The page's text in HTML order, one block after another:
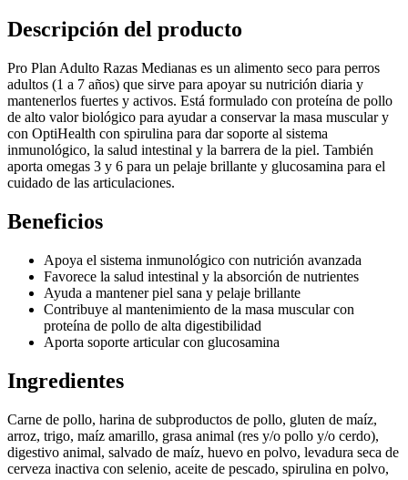
Descripción del producto
Pro Plan Adulto Razas Medianas es un alimento seco para perros
adultos (1 a 7 años) que sirve para apoyar su nutrición diaria y
mantenerlos fuertes y activos. Está formulado con proteína de pollo
de alto valor biológico para ayudar a conservar la masa muscular y
con OptiHealth con spirulina para dar soporte al sistema
inmunológico, la salud intestinal y la barrera de la piel. También
aporta omegas 3 y 6 para un pelaje brillante y glucosamina para el
cuidado de las articulaciones.
Beneficios
Apoya el sistema inmunológico con nutrición avanzada
Favorece la salud intestinal y la absorción de nutrientes
Ayuda a mantener piel sana y pelaje brillante
Contribuye al mantenimiento de la masa muscular con
proteína de pollo de alta digestibilidad
Aporta soporte articular con glucosamina
Ingredientes
Carne de pollo, harina de subproductos de pollo, gluten de maíz,
arroz, trigo, maíz amarillo, grasa animal (res y/o pollo y/o cerdo),
digestivo animal, salvado de maíz, huevo en polvo, levadura seca de
cerveza inactiva con selenio, aceite de pescado, spirulina en polvo,